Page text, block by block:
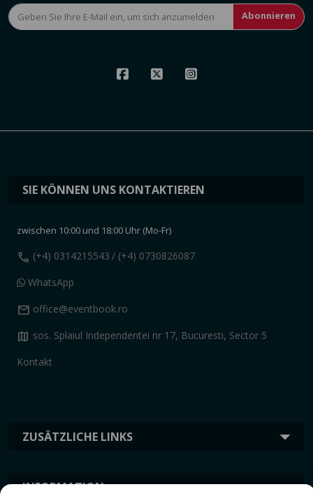
Abonnieren
ZUSÄTZLICHE LINKS
INFORMATION
SIE KÖNNEN UNS KONTAKTIEREN
zwischen 10:00 und 18:00 Uhr (Mo-Fr)
call (+4) 0314215543 / (+4) 0730826087
WhatsApp
mail office@eventbook.ro
map sos. Splaiul Independentei nr 17, Bucuresti, Sector 5
Kontakt